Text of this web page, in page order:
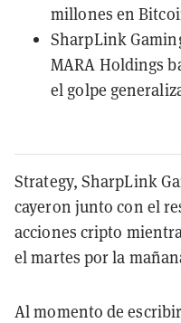
millones en
SharpLink
MARA Holdings
el golpe
Strategy, SharpLink
cayeron junto con el
acciones cripto
el martes por la
Al momento de